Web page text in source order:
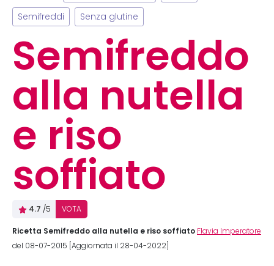
Semifreddi Senza glutine
Semifreddo
alla nutella
e riso
soffiato
4.7 /5 VOTA
Ricetta Semifreddo alla nutella e riso soffiato Flavia Imperatore
del 08-07-2015 [Aggiornata il 28-04-2022]